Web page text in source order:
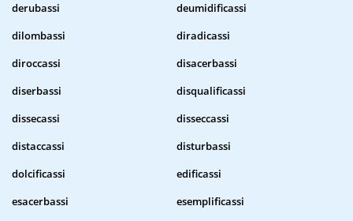
derubassi
deumidificassi
dilombassi
diradicassi
diroccassi
disacerbassi
diserbassi
disqualificassi
dissecassi
disseccassi
distaccassi
disturbassi
dolcificassi
edificassi
esacerbassi
esemplificassi